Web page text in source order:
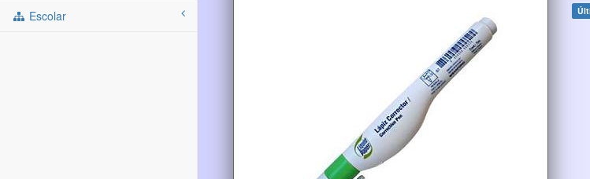
Escolar